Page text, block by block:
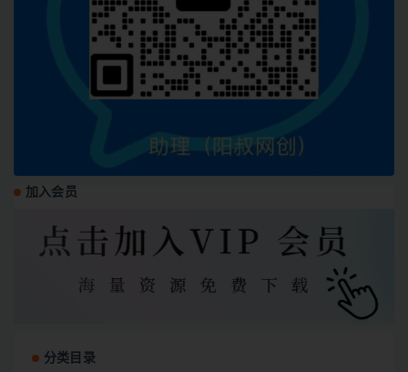
加入会员
分类目录